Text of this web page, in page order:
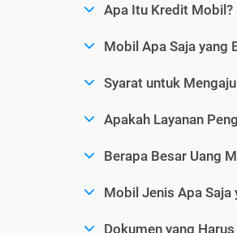
Apa Itu Kredit Mobil?
Mobil Apa Saja yang
Syarat untuk
Apakah Layanan
Berapa Besar Uang
Mobil Jenis Apa Saja
Dokumen yang